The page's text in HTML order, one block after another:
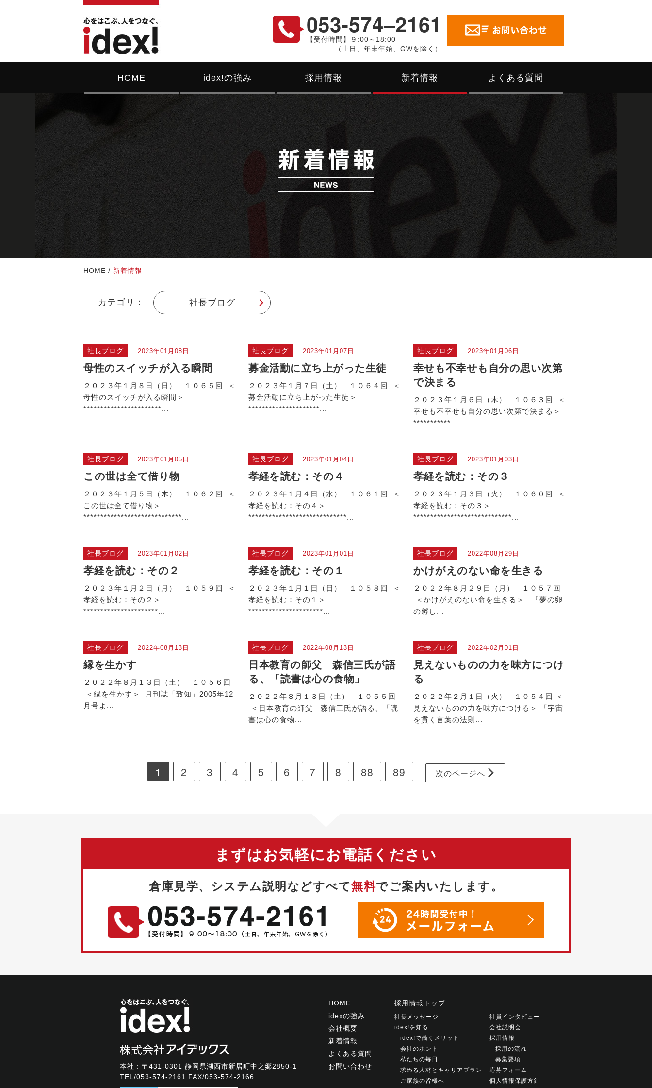
053-574‒2161
【受付時間】９:00～18:00
（土日、年末年始、GWを除く）
HOME idex!の強み 採用情報 新着情報 よくある質問
HOME / 新着情報
カテゴリ： 社長ブログ
社長ブログ 2023年01月08日
母性のスイッチが入る瞬間
２０２３年１月８日（日） １０６５回 ＜
母性のスイッチが入る瞬間＞
***********************...
社長ブログ 2023年01月07日
募金活動に立ち上がった生徒
２０２３年１月７日（土） １０６４回 ＜
募金活動に立ち上がった生徒＞
*********************...
社長ブログ 2023年01月06日
幸せも不幸せも自分の思い次第
で決まる
２０２３年１月６日（木） １０６３回 ＜
幸せも不幸せも自分の思い次第で決まる＞
***********...
社長ブログ 2023年01月05日
この世は全て借り物
２０２３年１月５日（木） １０６２回 ＜
この世は全て借り物＞
*****************************...
社長ブログ 2023年01月04日
孝経を読む：その４
２０２３年１月４日（水） １０６１回 ＜
孝経を読む：その４＞
*****************************...
社長ブログ 2023年01月03日
孝経を読む：その３
２０２３年１月３日（火） １０６０回 ＜
孝経を読む：その３＞
*****************************...
社長ブログ 2023年01月02日
孝経を読む：その２
２０２３年１月２日（月） １０５９回 ＜
孝経を読む：その２＞
**********************...
社長ブログ 2023年01月01日
孝経を読む：その１
２０２３年１月１日（日） １０５８回 ＜
孝経を読む：その１＞
**********************...
社長ブログ 2022年08月29日
かけがえのない命を生きる
２０２２年８月２９日（月） １０５７回
＜かけがえのない命を生きる＞ 『夢の卵
の孵し...
社長ブログ 2022年08月13日
縁を生かす
２０２２年８月１３日（土） １０５６回
＜縁を生かす＞ 月刊誌「致知」2005年12
月号よ...
社長ブログ 2022年08月13日
日本教育の師父 森信三氏が語
る、「読書は心の食物」
２０２２年８月１３日（土） １０５５回
＜日本教育の師父 森信三氏が語る、「読
書は心の食物...
社長ブログ 2022年02月01日
見えないものの力を味方につけ
る
２０２２年２月１日（火） １０５４回 ＜
見えないものの力を味方につける＞ 「宇宙
を貫く言葉の法則...
1 2 3 4 5 6 7 8 88 89 次のページへ
まずはお気軽にお電話ください
倉庫見学、システム説明などすべて無料でご案内いたします。
本社：〒431-0301 静岡県湖西市新居町中之郷2850-1
TEL/053-574-2161 FAX/053-574-2166
HOME
idexの強み
会社概要
新着情報
よくある質問
お問い合わせ
採用情報トップ
社長メッセージ
idex!を知る
idex!で働くメリット
会社のホント
私たちの毎日
求める人材とキャリアプラン
ご家族の皆様へ
社員インタビュー
会社説明会
採用情報
採用の流れ
募集要項
応募フォーム
個人情報保護方針